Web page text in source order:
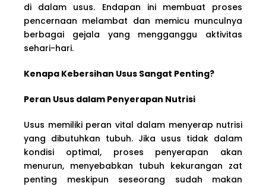
di dalam usus. Endapan ini membuat proses
pencernaan melambat dan memicu munculnya
berbagai gejala yang mengganggu aktivitas
sehari-hari.
Kenapa Kebersihan Usus Sangat Penting?
Peran Usus dalam Penyerapan Nutrisi
Usus memiliki peran vital dalam menyerap nutrisi
yang dibutuhkan tubuh. Jika usus tidak dalam
kondisi optimal, proses penyerapan akan
menurun, menyebabkan tubuh kekurangan zat
penting meskipun seseorang sudah makan